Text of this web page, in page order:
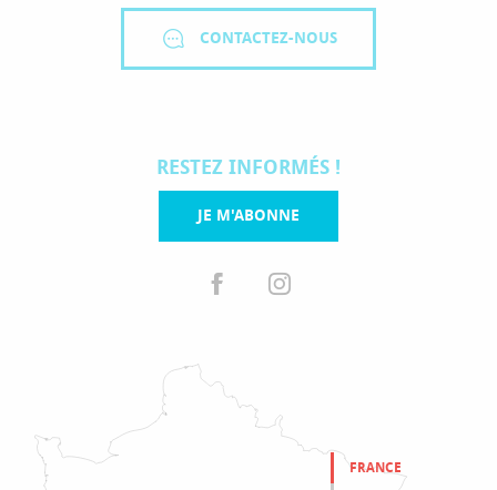
CONTACTEZ-NOUS
RESTEZ INFORMÉS !
JE M'ABONNE
FRANCE